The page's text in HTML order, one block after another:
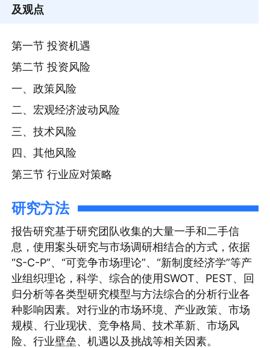
及观点
第一节 投资机遇
第二节 投资风险
一、政策风险
二、宏观经济波动风险
三、技术风险
四、其他风险
第三节 行业应对策略
研究方法
报告研究基于研究团队收集的大量一手和二手信
息，使用案头研究与市场调研相结合的方式，依据
“S-C-P”、“可竞争市场理论”、“新制度经济学”等产
业组织理论，科学、综合的使用SWOT、PEST、回
归分析等各类型研究模型与方法综合的分析行业各
种影响因素。对行业的市场环境、产业政策、市场
规模、行业现状、竞争格局、技术革新、市场风
险、行业壁垒、机遇以及挑战等相关因素。